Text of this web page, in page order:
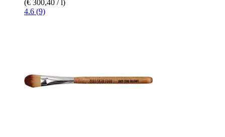
(€ 300,40 / l)
4.6 (9)